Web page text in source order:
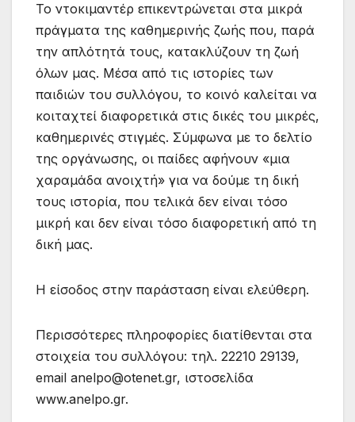
Το ντοκιμαντέρ επικεντρώνεται στα μικρά
πράγματα της καθημερινής ζωής που, παρά
την απλότητά τους, κατακλύζουν τη ζωή
όλων μας. Μέσα από τις ιστορίες των
παιδιών του συλλόγου, το κοινό καλείται να
κοιταχτεί διαφορετικά στις δικές του μικρές,
καθημερινές στιγμές. Σύμφωνα με το δελτίο
της οργάνωσης, οι παίδες αφήνουν «μια
χαραμάδα ανοιχτή» για να δούμε τη δική
τους ιστορία, που τελικά δεν είναι τόσο
μικρή και δεν είναι τόσο διαφορετική από τη
δική μας.
Η είσοδος στην παράσταση είναι ελεύθερη.
Περισσότερες πληροφορίες διατίθενται στα
στοιχεία του συλλόγου: τηλ. 22210 29139,
email anelpo@otenet.gr, ιστοσελίδα
www.anelpo.gr.